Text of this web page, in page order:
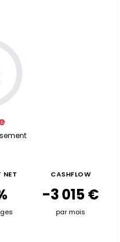
NET CASHFLOW
-3 015 €
par mois